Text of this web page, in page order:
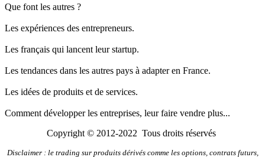
Que font les autres ?
Les expériences des entrepreneurs.
Les français qui lancent leur startup.
Les tendances dans les autres pays à adapter en France.
Les idées de produits et de services.
Comment développer les entreprises, leur faire vendre plus...
Copyright © 2012-2022 Tous droits réservés
Disclaimer : le trading sur produits dérivés comme les options, contrats futurs,